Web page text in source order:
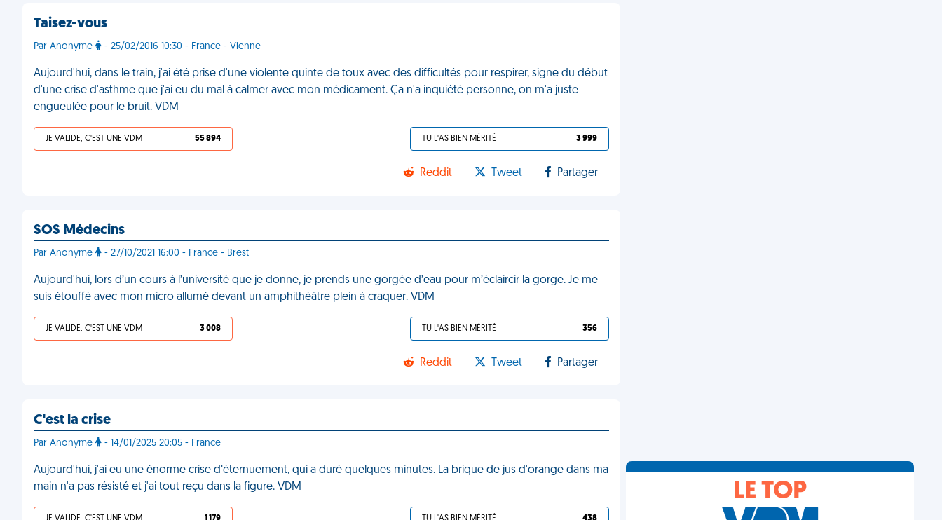
Taisez-vous
Par Anonyme - 25/02/2016 10:30 - France - Vienne
Aujourd'hui, dans le train, j'ai été prise d'une violente quinte de toux avec des difficultés pour respirer, signe du début
d'une crise d'asthme que j'ai eu du mal à calmer avec mon médicament. Ça n'a inquiété personne, on m'a juste
engueulée pour le bruit. VDM
JE VALIDE, C'EST UNE VDM 55 894 TU L'AS BIEN MÉRITÉ 3 999
Reddit Tweet Partager
SOS Médecins
Par Anonyme - 27/10/2021 16:00 - France - Brest
Aujourd'hui, lors d’un cours à l’université que je donne, je prends une gorgée d’eau pour m’éclaircir la gorge. Je me
suis étouffé avec mon micro allumé devant un amphithéâtre plein à craquer. VDM
JE VALIDE, C'EST UNE VDM 3 008 TU L'AS BIEN MÉRITÉ 356
Reddit Tweet Partager
C'est la crise
Par Anonyme - 14/01/2025 20:05 - France
Aujourd'hui, j'ai eu une énorme crise d’éternuement, qui a duré quelques minutes. La brique de jus d'orange dans ma
main n'a pas résisté et j'ai tout reçu dans la figure. VDM
LE TOP